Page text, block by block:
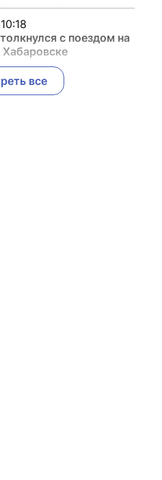
10:18
с поездом на
Хабаровске
все